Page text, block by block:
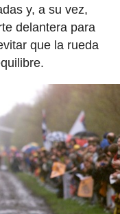
y, a su vez,
delantera para
que la rueda